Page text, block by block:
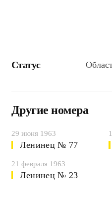
Статус
Другие номера
29 июня 1963
Ленинец № 77
21 февраля 1963
Ленинец № 23